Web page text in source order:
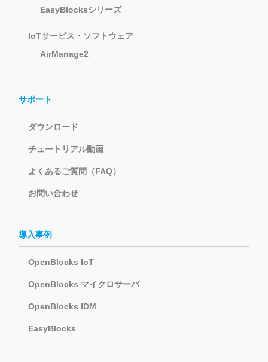
EasyBlocksシリーズ
IoTサービス・ソフトウェア
AirManage2
サポート
ダウンロード
チュートリアル動画
よくあるご質問（FAQ）
お問い合わせ
導入事例
OpenBlocks IoT
OpenBlocks マイクロサーバ
OpenBlocks IDM
EasyBlocks